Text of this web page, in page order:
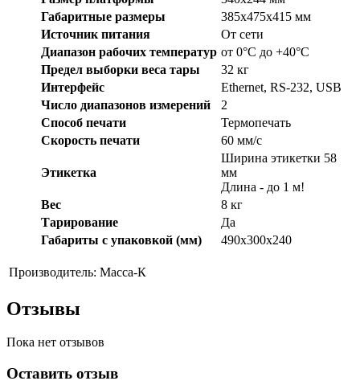
Габаритные размеры
385x475x415 мм
Источник питания
От сети
Диапазон рабочих температур от 0°С до +40°C
Предел выборки веса тары
32 кг
Интерфейс
Ethernet, RS-232, USB
Число диапазонов измерений
2
Способ печати
Термопечать
Скорость печати
60 мм/с
Этикетка
Ширина этикетки 58
мм
Длина - до 1 м!
Вес
8 кг
Тарирование
Да
Габариты с упаковкой (мм)
490x300x240
Производитель: Масса-К
Отзывы
Пока нет отзывов
Оставить отзыв